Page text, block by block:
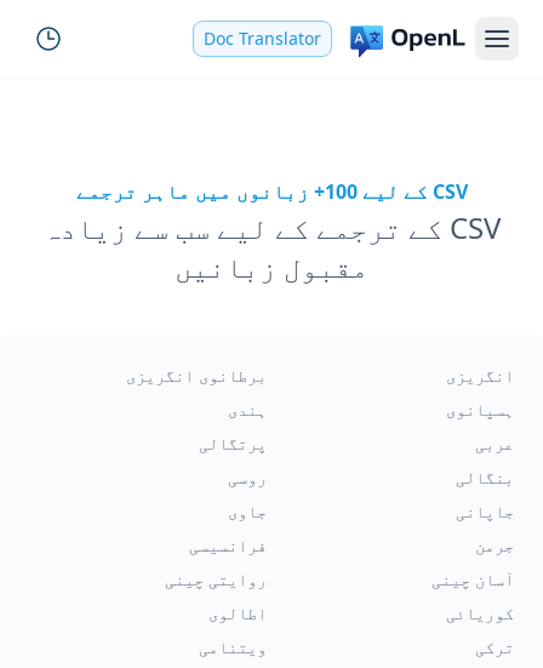
Doc Translator
CSV کے لیے 100+ زبانوں میں ماہر ترجمے
CSV کے ترجمے کے لیے سب سے زیادہ
مقبول زبانیں
انگریزی
برطانوی انگریزی
ہسپانوی
ہندی
عربی
پرتگالی
بنگالی
روسی
جاپانی
جاوی
جرمن
فرانسیسی
آسان چینی
روایتی چینی
کوریائی
اطالوی
ترکی
ویتنامی